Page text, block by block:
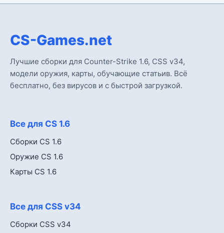
CS-Games.net
Лучшие сборки для Counter-Strike 1.6, CSS v34,
модели оружия, карты, обучающие статьив. Всё
бесплатно, без вирусов и с быстрой загрузкой.
Все для CS 1.6
Сборки CS 1.6
Оружие CS 1.6
Карты CS 1.6
Все для CSS v34
Сборки CSS v34